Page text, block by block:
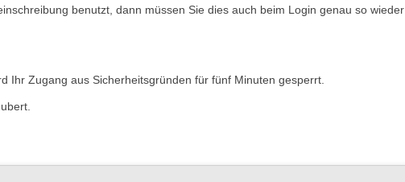
benutzt, dann müssen Sie dies auch beim Login genau so wieder
Ihr Zugang aus Sicherheitsgründen für fünf Minuten gesperrt.